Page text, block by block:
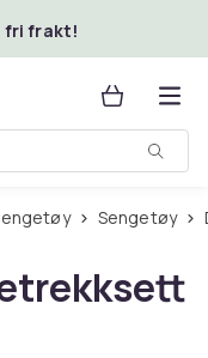
fri frakt!
Sengetøy Sengetøy